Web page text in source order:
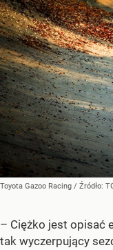
Toyota Gazoo Racing / Źródło:
– Ciężko jest opisać
tak wyczerpujący